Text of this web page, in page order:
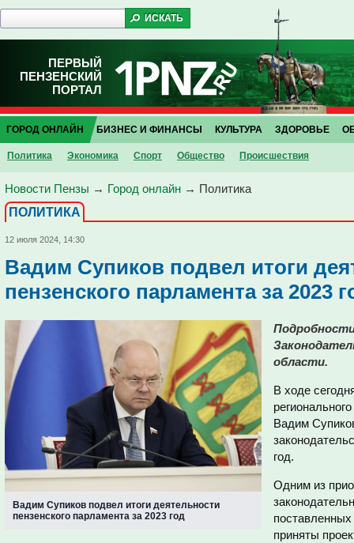
ПЕРВЫЙ
ПЕНЗЕНСКИЙ
ПОРТАЛ
ГОРОД ОНЛАЙН
Политика Экономика Спорт Общество Проиcшествия
БИЗНЕС И ФИНАНСЫ КУЛЬТУРА ЗДОРОВЬЕ
Новости Пензы → Город онлайн → Политика
ПОЛИТИКА
12 июля 2024, 14:30
Вадим Супиков подвел итоги
пензенского парламента за 2023
Вадим Супиков подвел итоги деятельности
пензенского парламента за 2023 год
области.
В ходе
Вадим
год.
Одним из
приняты